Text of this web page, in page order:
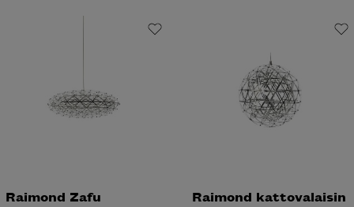
Raimond Zafu
Raimond kattovalaisin